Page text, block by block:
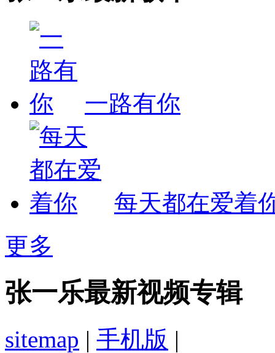
一路有你
每天都在爱着
更多
张一乐最新视频专辑
sitemap | 手机版 |